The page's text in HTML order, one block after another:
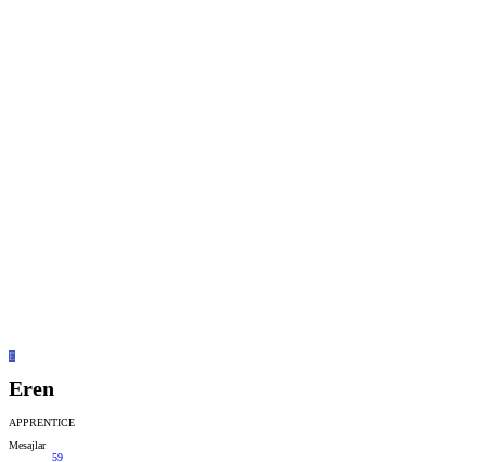
E
Eren
APPRENTICE
Mesajlar
59